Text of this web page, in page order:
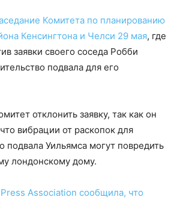
Комитета по планированию
Кенсингтона и Челси 29 мая, где
заявки своего соседа Робби
подвала для его
отклонить заявку, так как он
вибрации от раскопок для
подвала Уильямса могут повредить
лондонскому дому.
Press Association сообщила, что